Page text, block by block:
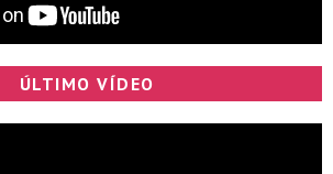
ÚLTIMO VÍDEO